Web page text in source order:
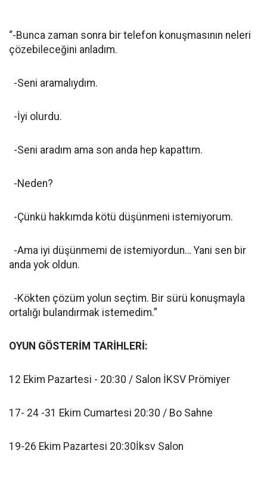
“-Bunca zaman sonra bir telefon konuşmasının neleri
çözebileceğini anladım.
-Seni aramalıydım.
-İyi olurdu.
-Seni aradım ama son anda hep kapattım.
-Neden?
-Çünkü hakkımda kötü düşünmeni istemiyorum.
-Ama iyi düşünmemi de istemiyordun… Yani sen bir
anda yok oldun.
-Kökten çözüm yolun seçtim. Bir sürü konuşmayla
ortalığı bulandırmak istemedim.”
OYUN GÖSTERİM TARİHLERİ:
12 Ekim Pazartesi - 20:30 / Salon İKSV Prömiyer
17- 24 -31 Ekim Cumartesi 20:30 / Bo Sahne
19-26 Ekim Pazartesi 20:30İksv Salon